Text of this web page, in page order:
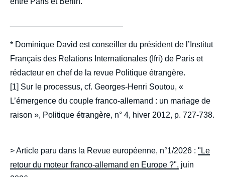
* Dominique David est conseiller du président de l’Institut
Français des Relations Internationales (Ifri) de Paris et
rédacteur en chef de la revue Politique étrangère.
[1] Sur le processus, cf. Georges-Henri Soutou, «
L’émergence du couple franco-allemand : un mariage de
raison », Politique étrangère, n° 4, hiver 2012, p. 727-738.
> Article paru dans la Revue européenne, n°1/2026 : "Le
retour du moteur franco-allemand en Europe ?", juin